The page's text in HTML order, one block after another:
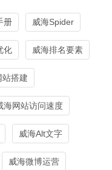
册 威海Spider
化 威海排名要素
站搭建
海网站访问速度
威海Alt文字
威海微博运营